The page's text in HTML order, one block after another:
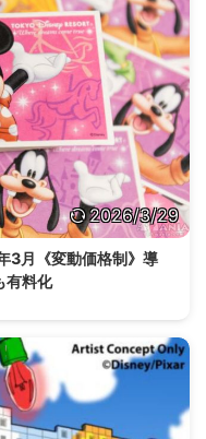
2026/3/29
3月《変動価格制》導
有料化